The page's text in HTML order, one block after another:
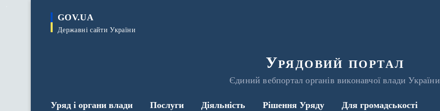
GOV.UA
Державні сайти України
Урядовий портал
Єдиний вебпортал органів виконавчої влади України
Уряд і органи влади Послуги Діяльність Рішення Уряду Для громадськості